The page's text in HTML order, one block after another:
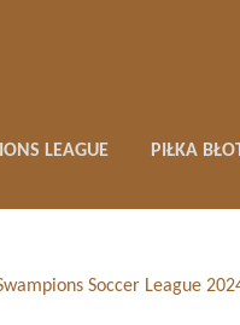
LEAGUE PIŁKA
Soccer League